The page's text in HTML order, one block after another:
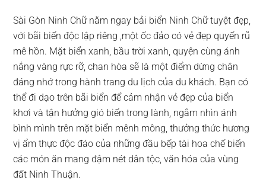
Sài Gòn Ninh Chữ nằm ngay bải biển Ninh Chữ tuyệt đẹp,
với bãi biển độc lập riêng ,một ốc đảo có vẻ đẹp quyến rũ
mê hồn. Mặt biển xanh, bầu trời xanh, quyện cùng ánh
nắng vàng rực rỡ, chan hòa sẽ là một điểm dừng chân
đáng nhớ trong hành trang du lịch của du khách. Bạn có
thể đi dạo trên bãi biển để cảm nhận vẻ đẹp của biển
khơi và tận hưởng gió biển trong lành, ngắm nhìn ánh
bình mình trên mặt biển mênh mông, thưởng thức hương
vị ẩm thực độc đáo của những đầu bếp tài hoa chế biến
các món ăn mang đậm nét dân tộc, văn hóa của vùng
đất Ninh Thuận.